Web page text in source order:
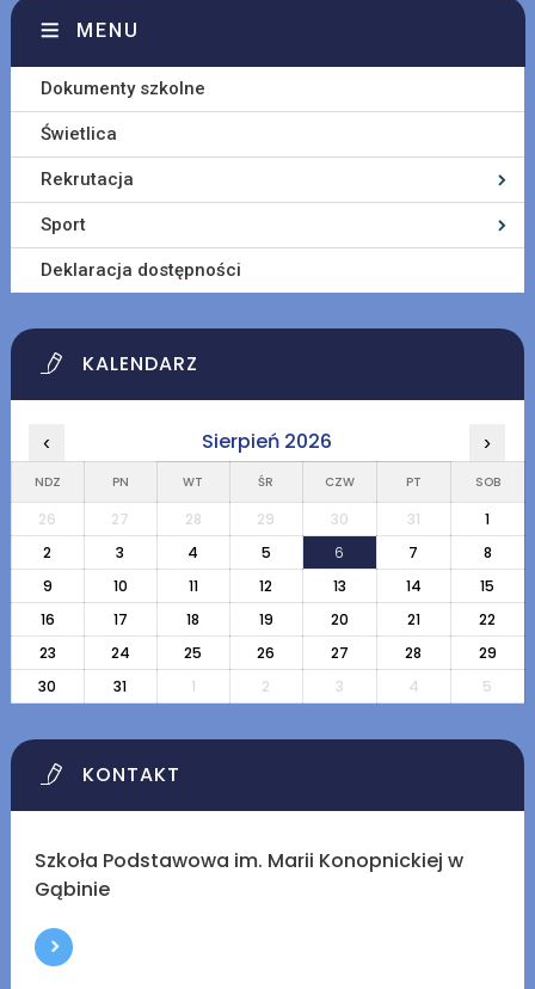
MENU
Dokumenty szkolne
Świetlica
Rekrutacja
Sport
Deklaracja dostępności
KALENDARZ
‹ Sierpień 2026 ›
NDZ PN WT ŚR CZW PT SOB
26 27 28 29 30 31
1
2
3 4 5 6 7
8
9
10 11 12 13 14
15
16
17 18 19 20 21
22
23
24 25 26 27 28
29
30
31 1 2 3 4 5
KONTAKT
Szkoła Podstawowa im. Marii Konopnickiej w
Gąbinie